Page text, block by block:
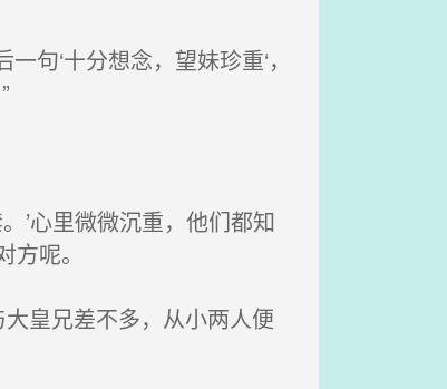
句‘十分想念，望妹珍重‘，
’心里微微沉重，他们都知
呢。
皇兄差不多，从小两人便